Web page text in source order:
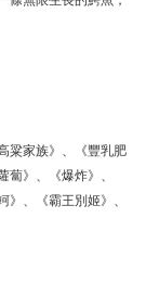
粱家族》、《豐乳肥
》、《爆炸》、
、《霸王別姬》、